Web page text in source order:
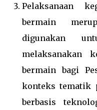
Pelaksanaan
bermain
digunakan
melaksanakan
bermain bagi
konteks tematik
berbasis